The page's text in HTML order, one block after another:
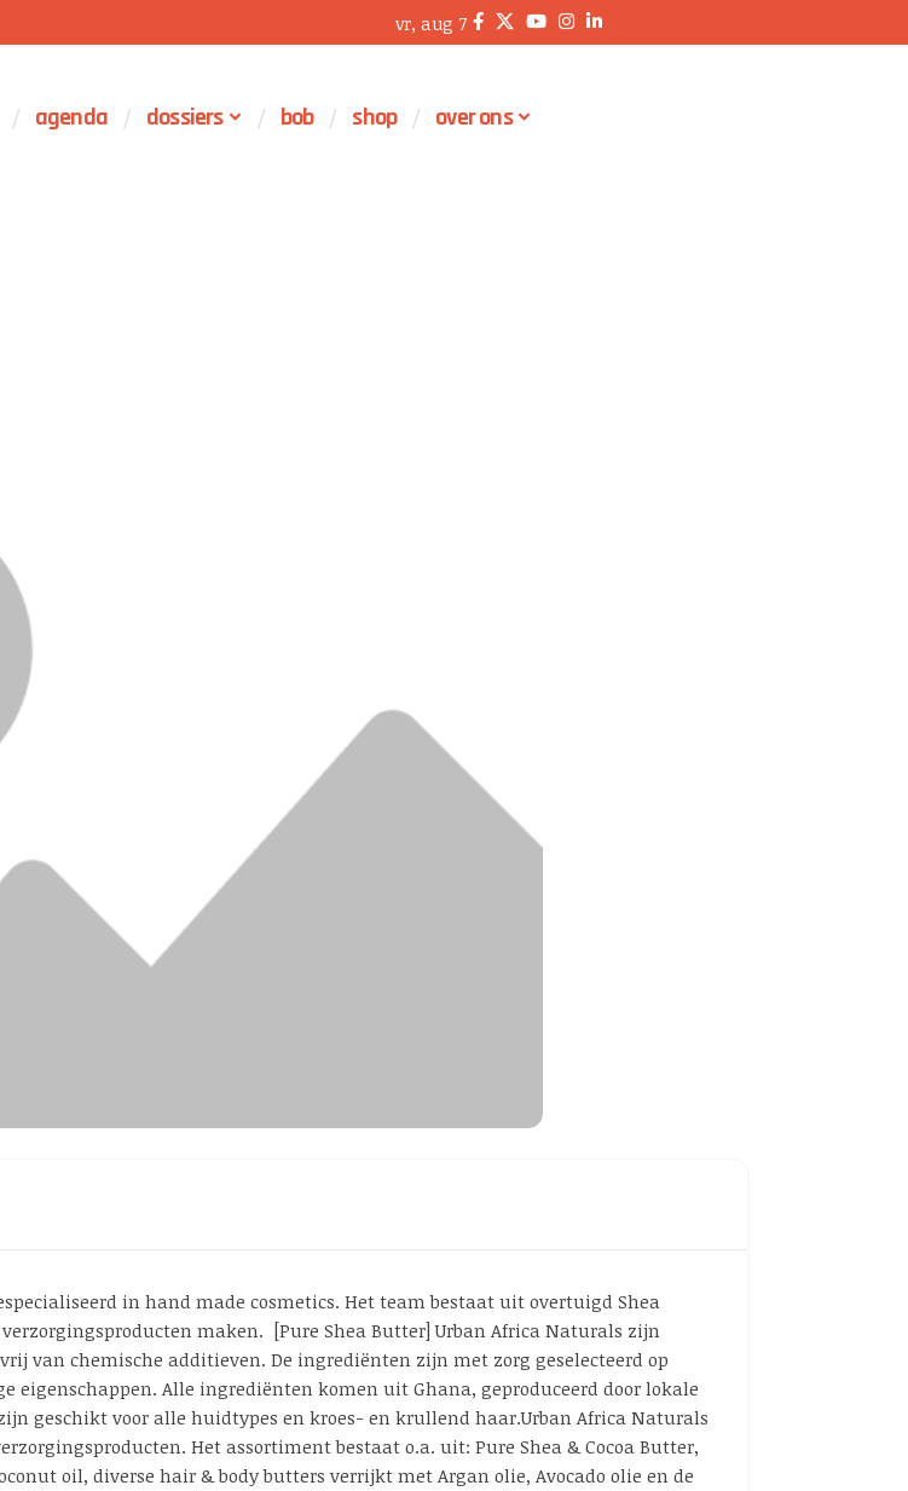
vr, aug 7
agenda dossiers bob shop over ons
in hand made cosmetics. Het team bestaat uit overtuigd Shea
maken. [Pure Shea Butter] Urban Africa Naturals zijn
van chemische additieven. De ingrediënten zijn met zorg geselecteerd op
eigenschappen. Alle ingrediënten komen uit Ghana, geproduceerd door lokale
geschikt voor alle huidtypes en kroes- en krullend haar.Urban Africa Naturals
Het assortiment bestaat o.a. uit: Pure Shea & Cocoa Butter,
oil, diverse hair & body butters verrijkt met Argan olie, Avocado olie en de